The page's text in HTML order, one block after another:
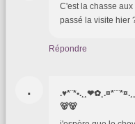
C'est la chasse
passé la visite hier
Répondre
.
🐻🐻